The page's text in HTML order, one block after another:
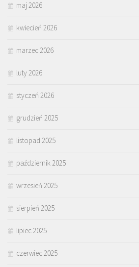
maj 2026
kwiecień 2026
marzec 2026
luty 2026
styczeń 2026
grudzień 2025
listopad 2025
październik 2025
wrzesień 2025
sierpień 2025
lipiec 2025
czerwiec 2025